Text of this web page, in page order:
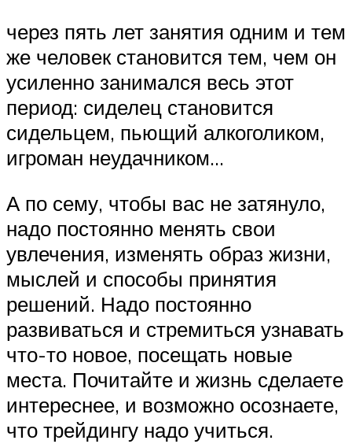
через пять лет занятия одним и тем
же человек становится тем, чем он
усиленно занимался весь этот
период: сиделец становится
сидельцем, пьющий алкоголиком,
игроман неудачником…
А по сему, чтобы вас не затянуло,
надо постоянно менять свои
увлечения, изменять образ жизни,
мыслей и способы принятия
решений. Надо постоянно
развиваться и стремиться узнавать
что-то новое, посещать новые
места. Почитайте и жизнь сделаете
интереснее, и возможно осознаете,
что трейдингу надо учиться.